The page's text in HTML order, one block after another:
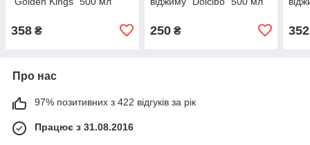
358 ₴ 250₴ 352
Про нас
97% позитивних з 422 відгуків за рік
Працює з 31.08.2016